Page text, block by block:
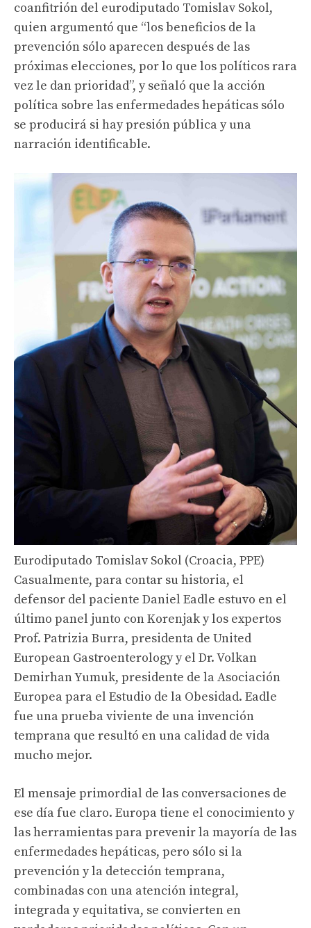
coanfitrión del eurodiputado Tomislav Sokol,
quien argumentó que “los beneficios de la
prevención sólo aparecen después de las
próximas elecciones, por lo que los políticos rara
vez le dan prioridad”, y señaló que la acción
política sobre las enfermedades hepáticas sólo
se producirá si hay presión pública y una
narración identificable.
Eurodiputado Tomislav Sokol (Croacia, PPE)
Casualmente, para contar su historia, el
defensor del paciente Daniel Eadle estuvo en el
último panel junto con Korenjak y los expertos
Prof. Patrizia Burra, presidenta de United
European Gastroenterology y el Dr. Volkan
Demirhan Yumuk, presidente de la Asociación
Europea para el Estudio de la Obesidad. Eadle
fue una prueba viviente de una invención
temprana que resultó en una calidad de vida
mucho mejor.
El mensaje primordial de las conversaciones de
ese día fue claro. Europa tiene el conocimiento y
las herramientas para prevenir la mayoría de las
enfermedades hepáticas, pero sólo si la
prevención y la detección temprana,
combinadas con una atención integral,
integrada y equitativa, se convierten en